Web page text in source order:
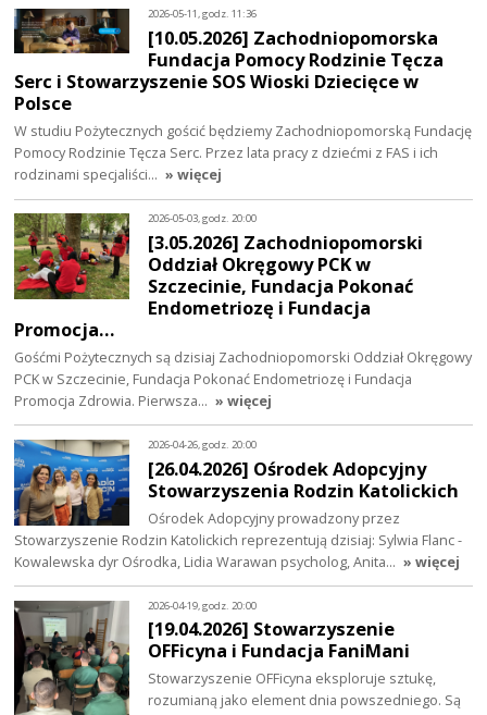
2026-05-11, godz. 11:36
[10.05.2026] Zachodniopomorska
Fundacja Pomocy Rodzinie Tęcza
Serc i Stowarzyszenie SOS Wioski Dziecięce w
Polsce
W studiu Pożytecznych gościć będziemy Zachodniopomorską Fundację
Pomocy Rodzinie Tęcza Serc. Przez lata pracy z dziećmi z FAS i ich
rodzinami specjaliści… » więcej
2026-05-03, godz. 20:00
[3.05.2026] Zachodniopomorski
Oddział Okręgowy PCK w
Szczecinie, Fundacja Pokonać
Endometriozę i Fundacja
Promocja…
Gośćmi Pożytecznych są dzisiaj Zachodniopomorski Oddział Okręgowy
PCK w Szczecinie, Fundacja Pokonać Endometriozę i Fundacja
Promocja Zdrowia. Pierwsza… » więcej
2026-04-26, godz. 20:00
[26.04.2026] Ośrodek Adopcyjny
Stowarzyszenia Rodzin Katolickich
Ośrodek Adopcyjny prowadzony przez
Stowarzyszenie Rodzin Katolickich reprezentują dzisiaj: Sylwia Flanc -
Kowalewska dyr Ośrodka, Lidia Warawan psycholog, Anita… » więcej
2026-04-19, godz. 20:00
[19.04.2026] Stowarzyszenie
OFFicyna i Fundacja FaniMani
Stowarzyszenie OFFicyna eksploruje sztukę,
rozumianą jako element dnia powszedniego. Są